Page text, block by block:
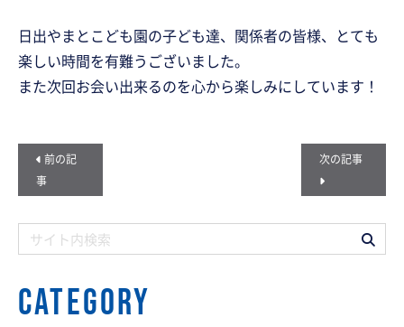
日出やまとこども園の子ども達、関係者の皆様、とても
楽しい時間を有難うございました。
また次回お会い出来るのを心から楽しみにしています！
前の記
事
次の記事
CATEGORY